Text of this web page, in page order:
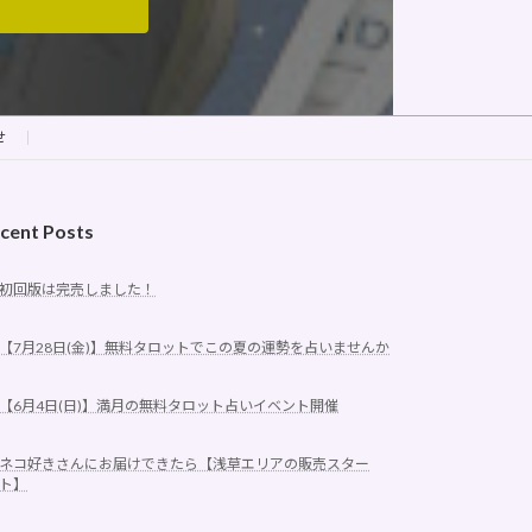
Posts
初回版は完売しました！
【7月28日(金)】無料タロットでこの夏の運勢を占いませんか
【6月4日(日)】満月の無料タロット占いイベント開催
ネコ好きさんにお届けできたら【浅草エリアの販売スター
ト】